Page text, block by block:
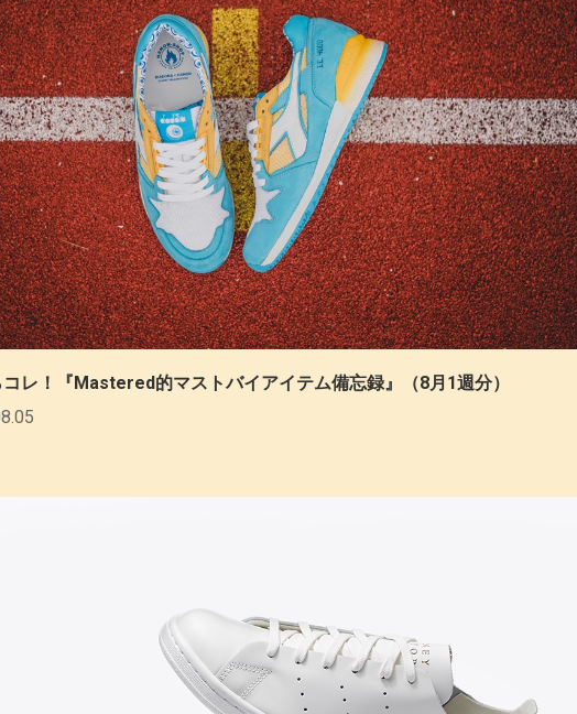
レ！『Mastered的マストバイアイテム備忘録』（8月1週分）